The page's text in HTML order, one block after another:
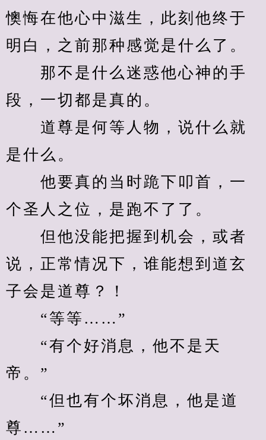
懊悔在他心中滋生，此刻他终于
明白，之前那种感觉是什么了。
那不是什么迷惑他心神的手
段，一切都是真的。
道尊是何等人物，说什么就
是什么。
他要真的当时跪下叩首，一
个圣人之位，是跑不了了。
但他没能把握到机会，或者
说，正常情况下，谁能想到道玄
子会是道尊？！
“等等……”
“有个好消息，他不是天
帝。”
“但也有个坏消息，他是道
尊……”